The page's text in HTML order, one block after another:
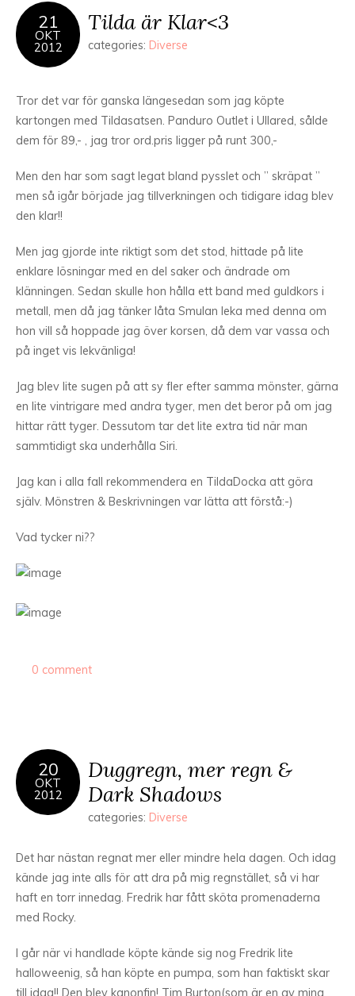
21
OKT
2012
Tilda är Klar<3
categories: Diverse
Tror det var för ganska längesedan som jag köpte
kartongen med Tildasatsen. Panduro Outlet i Ullared, sålde
dem för 89,- , jag tror ord.pris ligger på runt 300,-
Men den har som sagt legat bland pysslet och ” skräpat ”
men så igår började jag tillverkningen och tidigare idag blev
den klar!!
Men jag gjorde inte riktigt som det stod, hittade på lite
enklare lösningar med en del saker och ändrade om
klänningen. Sedan skulle hon hålla ett band med guldkors i
metall, men då jag tänker låta Smulan leka med denna om
hon vill så hoppade jag över korsen, då dem var vassa och
på inget vis lekvänliga!
Jag blev lite sugen på att sy fler efter samma mönster, gärna
en lite vintrigare med andra tyger, men det beror på om jag
hittar rätt tyger. Dessutom tar det lite extra tid när man
sammtidigt ska underhålla Siri.
Jag kan i alla fall rekommendera en TildaDocka att göra
själv. Mönstren & Beskrivningen var lätta att förstå:-)
Vad tycker ni??
0 comment
20
OKT
2012
Duggregn, mer regn &
Dark Shadows
categories: Diverse
Det har nästan regnat mer eller mindre hela dagen. Och idag
kände jag inte alls för att dra på mig regnstället, så vi har
haft en torr innedag. Fredrik har fått sköta promenaderna
med Rocky.
I går när vi handlade köpte kände sig nog Fredrik lite
halloweenig, så han köpte en pumpa, som han faktiskt skar
till idag!! Den blev kanonfin! Tim Burton(som är en av mina